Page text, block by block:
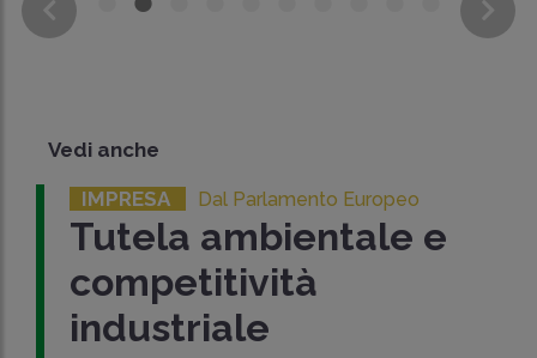
Vedi anche
IMPRESA Dal Parlamento Europeo
Tutela ambientale e
competitività
industriale